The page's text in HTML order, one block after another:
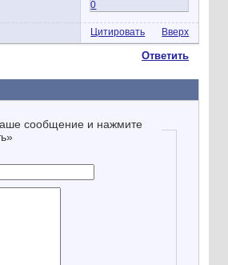
0
Цитировать Вверх
Ответить
сообщение и нажмите